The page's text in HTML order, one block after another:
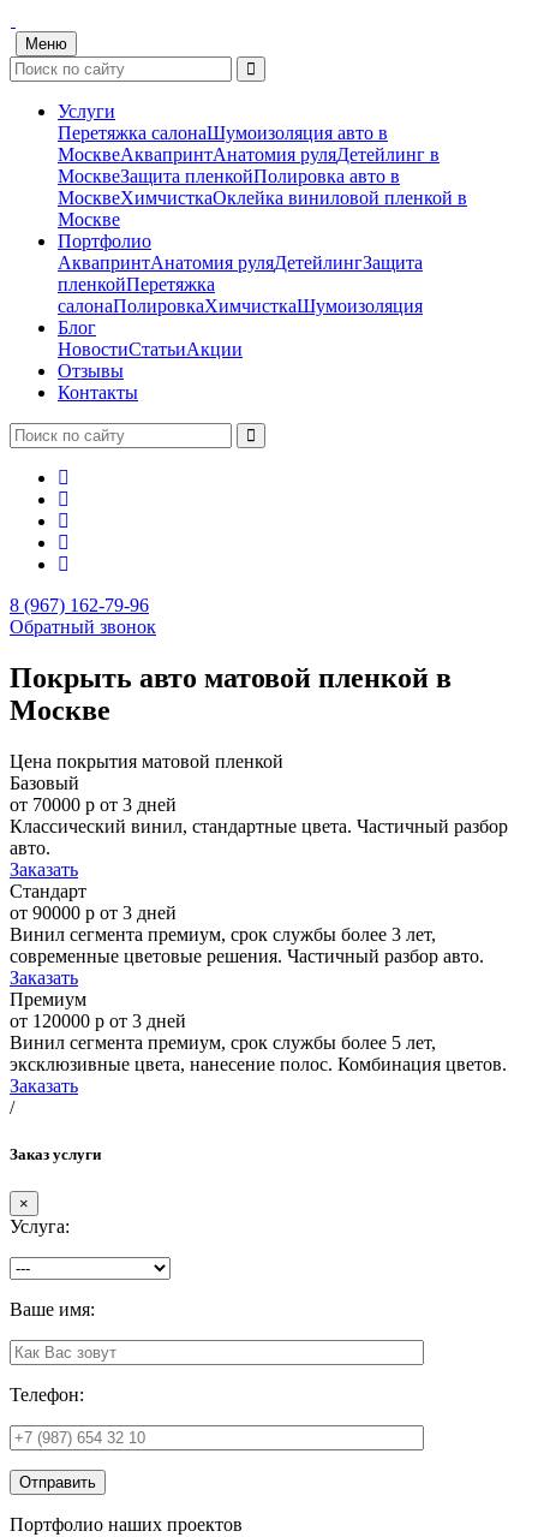
Меню
Услуги
Перетяжка салонаШумоизоляция авто в
МосквеАквапринтАнатомия руляДетейлинг в
МосквеЗащита пленкойПолировка авто в
МосквеХимчисткаОклейка виниловой пленкой в
Москве
Портфолио
АквапринтАнатомия руляДетейлингЗащита
пленкойПеретяжка
салонаПолировкаХимчисткаШумоизоляция
Блог
НовостиСтатьиАкции
Отзывы
Контакты
8 (967) 162-79-96
Обратный звонок
Покрыть авто матовой пленкой в
Москве
Цена покрытия матовой пленкой
Базовый
от 70000 р от 3 дней
Классический винил, стандартные цвета. Частичный разбор
авто.
Заказать
Стандарт
от 90000 р от 3 дней
Винил сегмента премиум, срок службы более 3 лет,
современные цветовые решения. Частичный разбор авто.
Заказать
Премиум
от 120000 р от 3 дней
Винил сегмента премиум, срок службы более 5 лет,
эксклюзивные цвета, нанесение полос. Комбинация цветов.
Заказать
/
Заказ услуги
×
Услуга:
Ваше имя:
Телефон:
Отправить
Портфолио наших проектов